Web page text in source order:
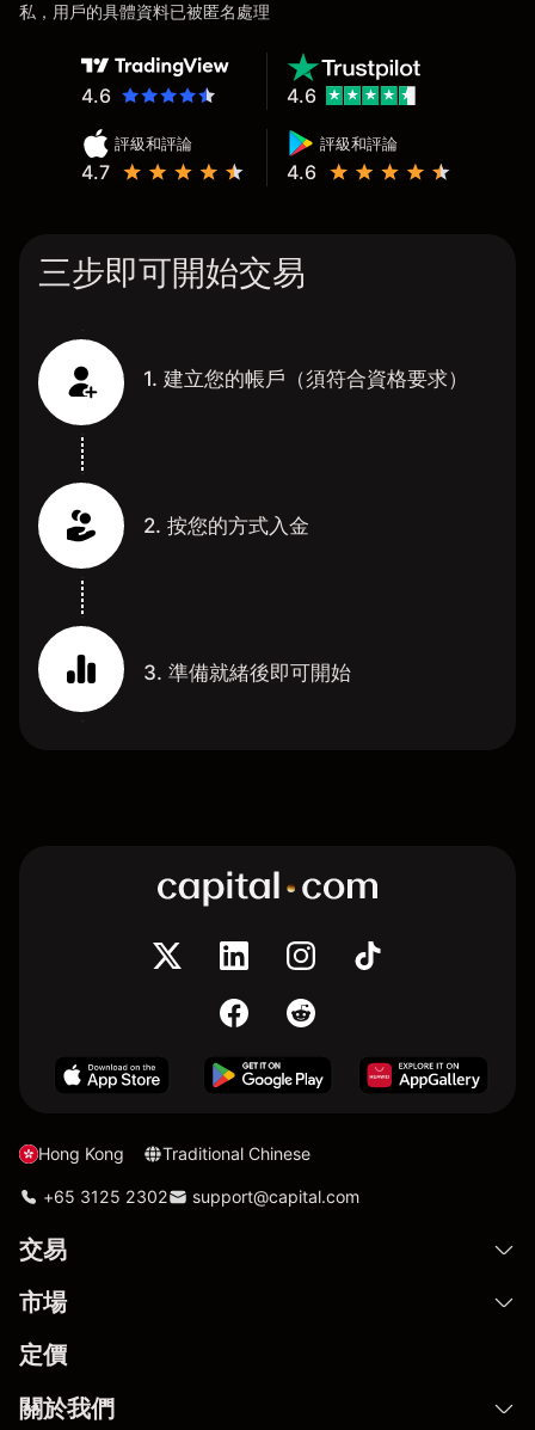
私，用戶的具體資料已被匿名處理
4.6
評級和評論
4.7
評級和評論
4.6
4.6
三步即可開始交易
1. 建立您的帳戶（須符合資格要求）
2. 按您的方式入金
3. 準備就緒後即可開始
Hong Kong Traditional Chinese
+65 3125 2302 support@capital.com
交易
市場
定價
關於我們